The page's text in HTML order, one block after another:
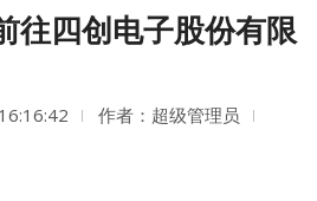
往四创电子股份有限
作者：超级管理员